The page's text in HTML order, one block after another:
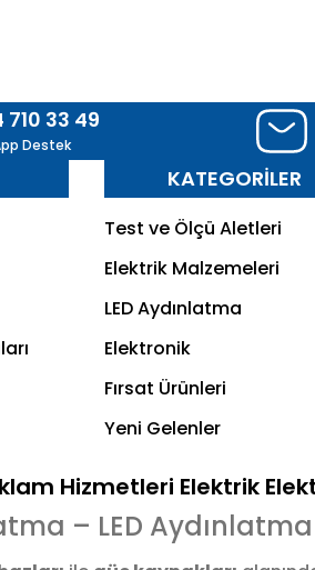
710 33 49
Destek
KATEGORİLER
Test ve Ölçü Aletleri
Elektrik Malzemeleri
LED Aydınlatma
Elektronik
Fırsat Ürünleri
Yeni Gelenler
Hizmetleri Elektrik
– LED